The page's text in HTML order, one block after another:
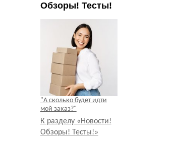
Обзоры! Тесты!
"А сколько будет идти
мой заказ?"
К разделу «Новости!
Обзоры! Тесты!»